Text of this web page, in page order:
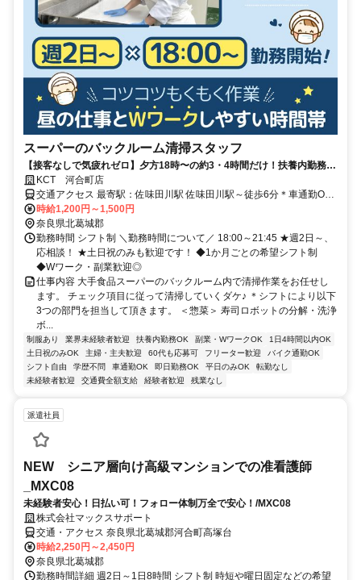
スーパーのバックルーム清掃スタッフ
【接客なしで気疲れゼロ】夕方18時〜の約3・4時間だけ！扶養内勤務
OK/副業・WワークOK！ 週2～の短時間勤務！シフト融通抜群！
KCT 河合町店
交通アクセス 最寄駅：佐味田川駅 佐味田川駅～徒歩6分＊車通勤OK
＊バイク通勤OK
時給1,200円～1,500円
奈良県北葛城郡
勤務時間 シフト制 ＼勤務時間について／ 18:00～21:45 ★週2日～、
応相談！ ★土日祝のみも歓迎です！ ◆1か月ごとの希望シフト制
◆Wワーク・副業歓迎◎
仕事内容 大手食品スーパーのバックルーム内で清掃作業をお任せし
ます。 チェック項目に従って清掃していくダケ♪ ＊シフトにより以下
3つの部門を担当して頂きます。 ＜惣菜＞ 寿司ロボットの分解・洗浄
ボ...
制服あり 業界未経験者歓迎 扶養内勤務OK 副業・WワークOK
1日4時間以内OK
土日祝のみOK
主婦・主夫歓迎 60代も応募可 フリーター歓迎
バイク通勤OK
シフト自由
学歴不問 車通勤OK 即日勤務OK 平日のみOK
転勤なし
未経験者歓迎
交通費全額支給 経験者歓迎 残業なし
派遣社員
NEW シニア層向け高級マンションでの准看護師
_MXC08
未経験者安心！日払い可！フォロー体制万全で安心！/MXC08
株式会社マックスサポート
交通・アクセス 奈良県北葛城郡河合町高塚台
時給2,250円～2,450円
奈良県北葛城郡
勤務時間詳細 週2日～1日8時間 シフト制 時短や曜日固定などの希望